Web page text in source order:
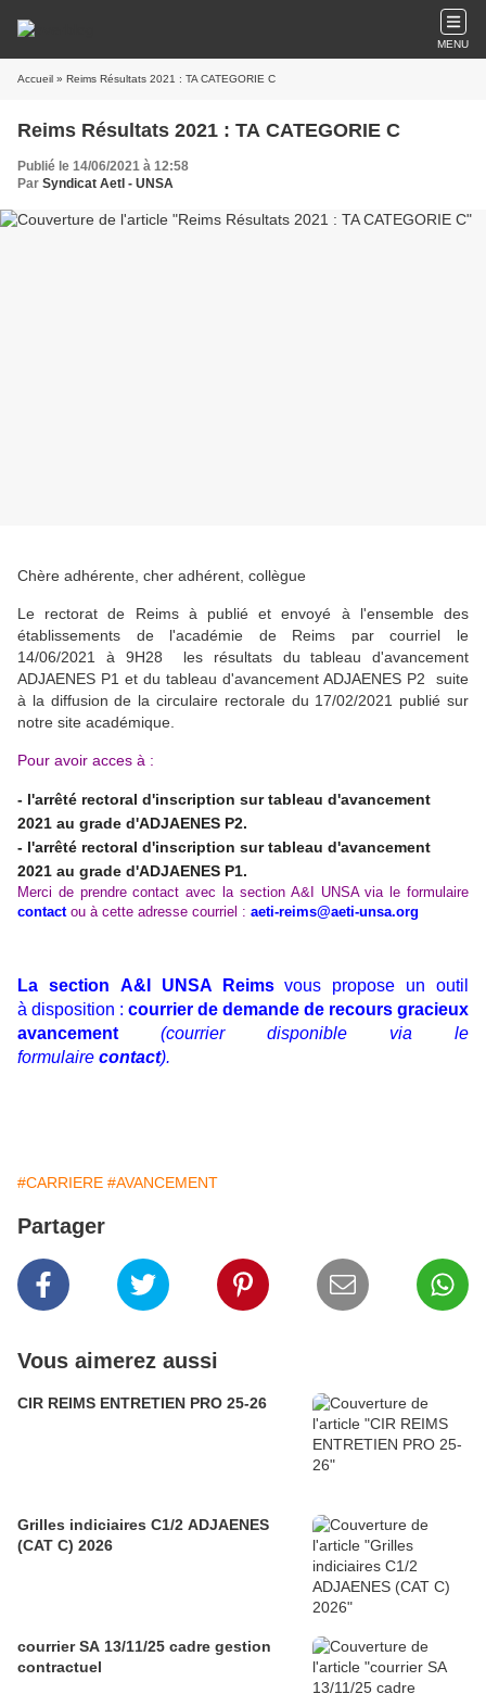
MENU
Accueil » Reims Résultats 2021 : TA CATEGORIE C
Reims Résultats 2021 : TA CATEGORIE C
Publié le 14/06/2021 à 12:58
Par Syndicat AetI - UNSA
Chère adhérente, cher adhérent, collègue
Le rectorat de Reims à publié et envoyé à l'ensemble des
établissements de l'académie de Reims par courriel le
14/06/2021 à 9H28 les résultats du tableau d'avancement
ADJAENES P1 et du tableau d'avancement ADJAENES P2 suite
à la diffusion de la circulaire rectorale du 17/02/2021 publié sur
notre site académique.
Pour avoir acces à :
- l'arrêté rectoral d'inscription sur tableau d'avancement
2021 au grade d'ADJAENES P2.
- l'arrêté rectoral d'inscription sur tableau d'avancement
2021 au grade d'ADJAENES P1.
Merci de prendre contact avec la section A&I UNSA via le formulaire
contact ou à cette adresse courriel : aeti-reims@aeti-unsa.org
La section A&I UNSA Reimsvous propose un outil
à disposition : courrier de demande de recours gracieux
avancement
(courrier disponible via le
formulaire contact).
#CARRIERE #AVANCEMENT
Partager
Vous aimerez aussi
CIR REIMS ENTRETIEN PRO 25-26
Grilles indiciaires C1/2 ADJAENES
(CAT C) 2026
courrier SA 13/11/25 cadre gestion
contractuel